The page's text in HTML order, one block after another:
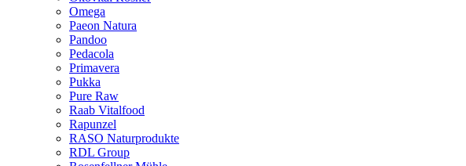
Omega
Paeon Natura
Pandoo
Pedacola
Primavera
Pukka
Pure Raw
Raab Vitalfood
Rapunzel
RASO Naturprodukte
RDL Group